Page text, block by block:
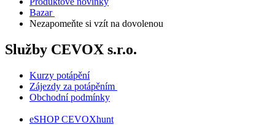
Bazar
Nezapomeňte si vzít na dovolenou
Služby CEVOX s.r.o.
Kurzy potápění
Zájezdy za potápěním
Obchodní podmínky
eSHOP CEVOXhunt